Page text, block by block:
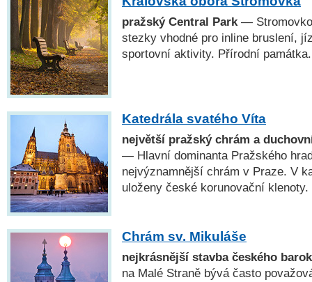
pražský Central Park —
stezky vhodné pro inline bruslení,
sportovní aktivity. Přírodní památka.
Katedrála svatého Víta
největší pražský chrám a
— Hlavní dominanta Pražského
nejvýznamnější chrám v Praze. V
uloženy české korunovační klenoty.
Chrám sv. Mikuláše
nejkrásnější stavba českého
na Malé Straně bývá často